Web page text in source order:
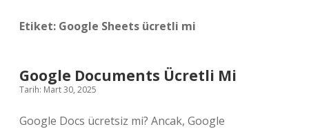
Etiket: Google Sheets ücretli mi
Google Documents Ücretli Mi
Tarih: Mart 30, 2025
Google Docs ücretsiz mi? Ancak, Google